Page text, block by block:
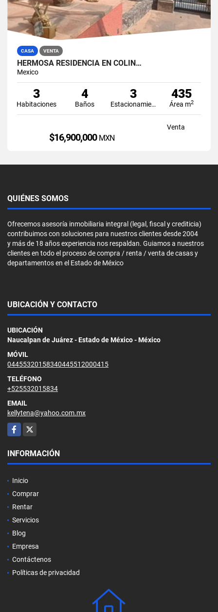
CASA VENTA
HERMOSA RESIDENCIA EN COLIN…
Mexico
3
Habitaciones
4
Baños
3
Estacionamiento
435
Área m2
Venta
$16,900,000 MXN
QUIÉNES SOMOS
Ofrecemos asesoría inmobiliaria integral (legal, fiscal y crediticia)
contribuimos con soluciones para nuestros clientes desde 2004
y más de 18 años experiencia nos respaldan. Guiamos a nuestros
clientes en todo el proceso de compra / renta / venta de casas y
departamentos en el Estado de México
UBICACIÓN Y CONTACTO
UBICACIÓN
Naucalpan de Juárez - Estado de México - México
MÓVIL
04455320158340445512000415
TELÉFONO
+525532015834
EMAIL
kellytena@yahoo.com.mx
Facebook
X
INFORMACIÓN
Inicio
Comprar
Rentar
Servicios
Blog
Empresa
Contáctenos
Políticas de privacidad